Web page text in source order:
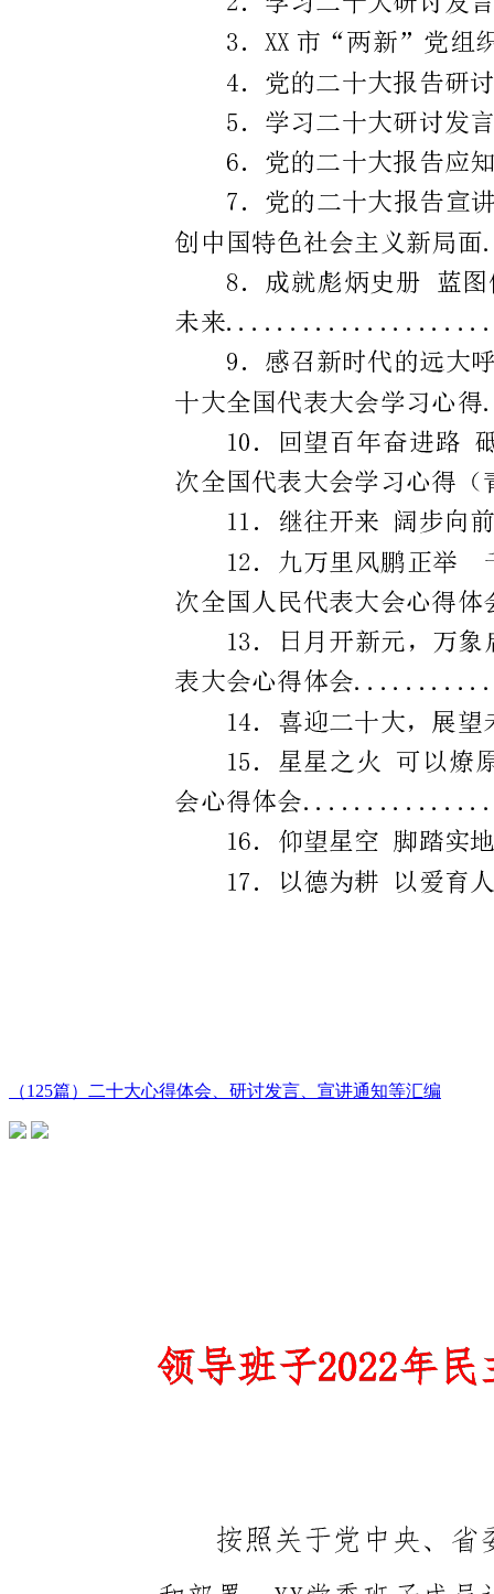
（125篇）二十大心得体会、研讨发言、宣讲通知等汇编